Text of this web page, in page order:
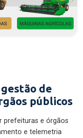
de
públicos
prefeituras e órgãos
e telemetria